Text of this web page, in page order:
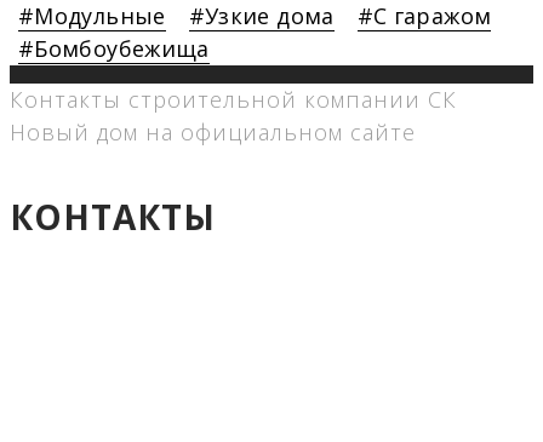
Модульные
Узкие дома
С гаражом
Бомбоубежища
Контакты строительной компании СК
Новый дом на официальном сайте
КОНТАКТЫ